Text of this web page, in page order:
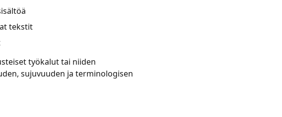
tekstit
työkalut tai niiden
sujuvuuden ja terminologisen